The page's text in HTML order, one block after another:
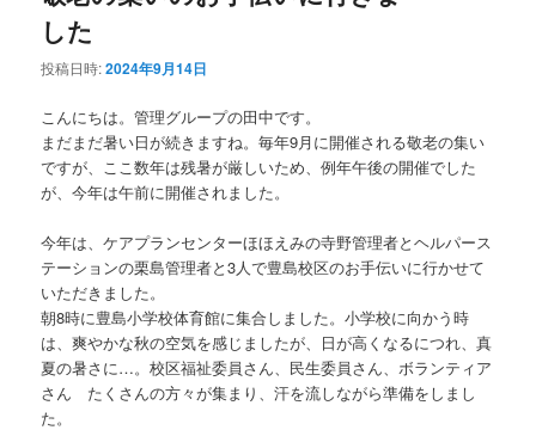
した
投稿日時:2024年9月14日
こんにちは。管理グループの田中です。
まだまだ暑い日が続きますね。毎年9月に開催される敬老の集い
ですが、ここ数年は残暑が厳しいため、例年午後の開催でした
が、今年は午前に開催されました。
今年は、ケアプランセンターほほえみの寺野管理者とヘルパース
テーションの栗島管理者と3人で豊島校区のお手伝いに行かせて
いただきました。
朝8時に豊島小学校体育館に集合しました。小学校に向かう時
は、爽やかな秋の空気を感じましたが、日が高くなるにつれ、真
夏の暑さに…。校区福祉委員さん、民生委員さん、ボランティア
さん たくさんの方々が集まり、汗を流しながら準備をしまし
た。